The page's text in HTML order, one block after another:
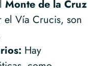
Monte de la Cruz
el Vía Crucis, son
Hay